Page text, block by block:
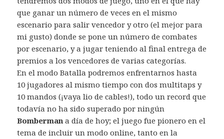
que ganar un número de veces en el mismo
escenario para salir vencedor y otro (el mejor para
mi gusto) donde se pone un número de combates
por escenario, y a jugar teniendo al final entrega de
premios a los vencedores de varias categorías.
En el modo Batalla podremos enfrentarnos hasta
10 jugadores al mismo tiempo con dos multitaps y
10 mandos (¡vaya lio de cables!), todo un record que
todavía no ha sido superado por ningún
Bomberman a día de hoy; el juego fue pionero en el
tema de incluir un modo online, tanto en la